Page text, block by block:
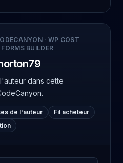
· WP COST
BUILDER
dans cette
de l'auteur
Fil acheteur